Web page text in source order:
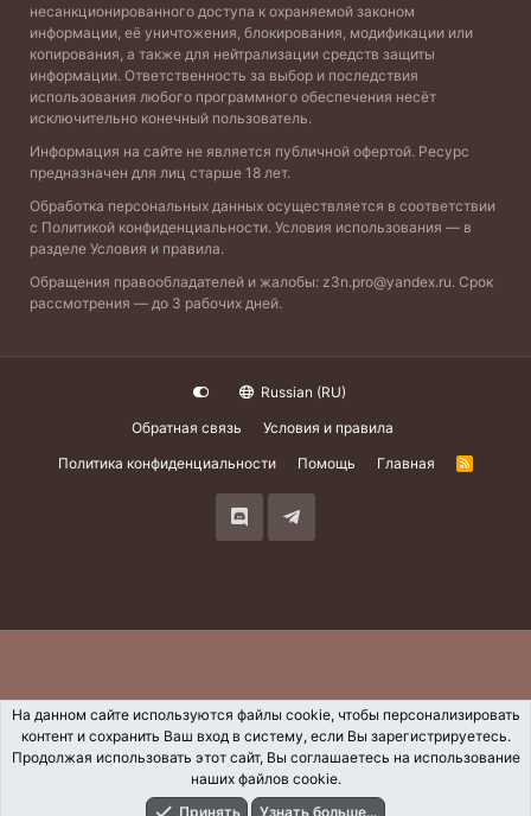
несанкционированного доступа к охраняемой законом
информации, её уничтожения, блокирования, модификации или
копирования, а также для нейтрализации средств защиты
информации. Ответственность за выбор и последствия
использования любого программного обеспечения несёт
исключительно конечный пользователь.
Информация на сайте не является публичной офертой. Ресурс
предназначен для лиц старше 18 лет.
Обработка персональных данных осуществляется в соответствии
с Политикой конфиденциальности. Условия использования — в
разделе Условия и правила.
Обращения правообладателей и жалобы: z3n.pro@yandex.ru. Срок
рассмотрения — до 3 рабочих дней.
Russian (RU)
Обратная связь
Условия и правила
Политика конфиденциальности
Помощь Главная
R
На данном сайте используются файлы cookie, чтобы персонализировать
контент и сохранить Ваш вход в систему, если Вы зарегистрируетесь.
Продолжая использовать этот сайт, Вы соглашаетесь на использование
наших файлов cookie.
Принять
Узнать больше...